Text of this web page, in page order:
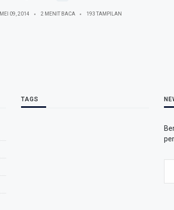
MEI 09, 2014 2 MENIT BACA 193 TAMPILAN
TAGS